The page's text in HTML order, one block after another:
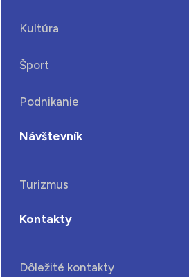
Kultúra
Šport
Podnikanie
Návštevník
Turizmus
Kontakty
Dôležité kontakty